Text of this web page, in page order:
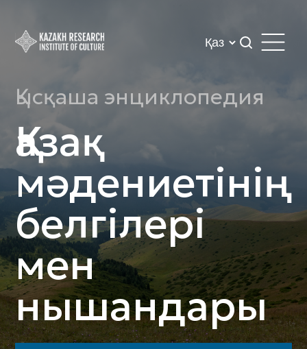
Қысқаша энциклопедия
Қазақ
мәдениетінің
белгілері
мен
нышандары